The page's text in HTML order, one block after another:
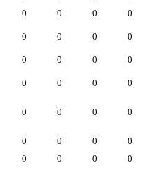
0 0 0 0
0 0 0 0
0 0 0 0
0 0 0 0
0 0 0 0
0 0 0 0
0 0 0 0